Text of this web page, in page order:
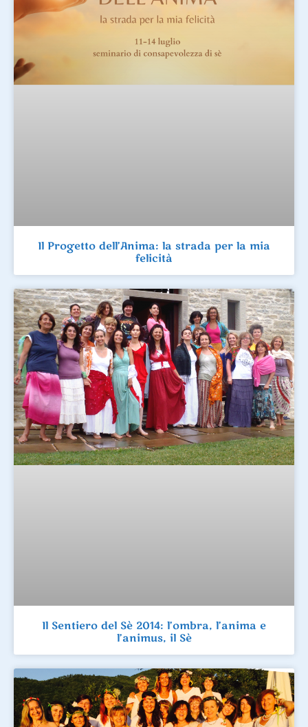
Il Progetto dell’Anima: la strada per la mia
felicità
Il Sentiero del Sè 2014: l’ombra, l’anima e
l’animus, il Sè